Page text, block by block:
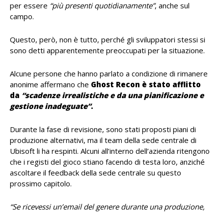
per essere “più presenti quotidianamente”, anche sul
campo.
Questo, però, non è tutto, perché gli sviluppatori stessi si
sono detti apparentemente preoccupati per la situazione.
Alcune persone che hanno parlato a condizione di rimanere
anonime affermano che Ghost Recon è stato afflitto
da “scadenze irrealistiche e da una pianificazione e
gestione inadeguate”.
Durante la fase di revisione, sono stati proposti piani di
produzione alternativi, ma il team della sede centrale di
Ubisoft li ha respinti. Alcuni all’interno dell’azienda ritengono
che i registi del gioco stiano facendo di testa loro, anziché
ascoltare il feedback della sede centrale su questo
prossimo capitolo.
“Se ricevessi un’email del genere durante una produzione,